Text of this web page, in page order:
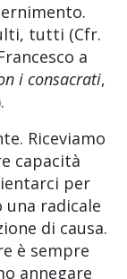
tutti (Cfr.
a
i consacrati,
Riceviamo
capacità
per
una radicale
di causa.
è sempre
annegare